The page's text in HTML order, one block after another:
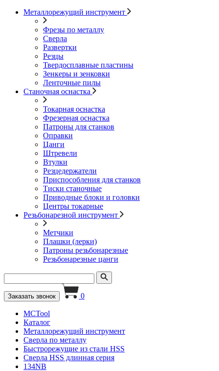
Металлорежущий инструмент
Фрезы по металлу
Сверла
Развертки
Резцы
Твердосплавные пластины
Зенкеры и зенковки
Ленточные пилы
Станочная оснастка
Токарная оснастка
Фрезерная оснастка
Патроны для станков
Оправки
Цанги
Штревели
Втулки
Резцедержатели
Приспособления для станков
Тиски станочные
Приводные блоки и головки
Центры токарные
Резьбонарезной инструмент
Метчики
Плашки (лерки)
Патроны резьбонарезные
Резьбонарезные цанги
Заказать звонок 0
MCTool
Каталог
Металлорежущий инструмент
Сверла по металлу
Быстрорежущие из стали HSS
Сверла HSS длинная серия
134NB